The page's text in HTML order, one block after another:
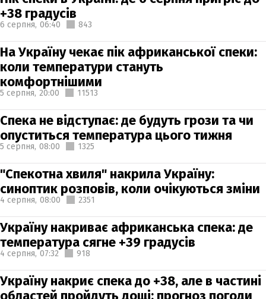
+38 градусів
6 серпня, 06:40 843
На Україну чекає пік африканської спеки:
коли температури стануть
комфортнішими
5 серпня, 20:00 11513
Спека не відступає: де будуть грози та чи
опуститься температура цього тижня
5 серпня, 08:00 1325
"Спекотна хвиля" накрила Україну:
синоптик розповів, коли очікуються зміни
4 серпня, 08:00 2351
Україну накриває африканська спека: де
температура сягне +39 градусів
4 серпня, 07:32 918
Україну накриє спека до +38, але в частині
областей пройдуть дощі: прогноз погоди